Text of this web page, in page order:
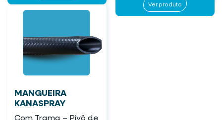
Ver produto
MANGUEIRA
KANASPRAY